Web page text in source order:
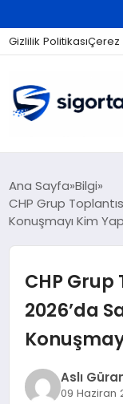
Gizlilik PolitikasıÇerez
SIGORTA
EKONOMI
Ana Sayfa Bilgi
CHP Grup
Konuşmayı Kim
CHP Grup
2026’da
Aslı
09 Haziran